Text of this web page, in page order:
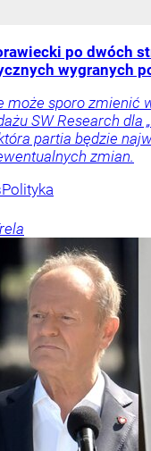
po dwóch
wygranych
może sporo zmienić
SW Research dla
partia będzie
zmian.
Polityka